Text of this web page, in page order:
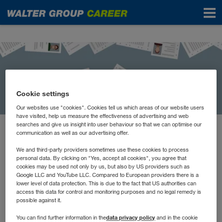
News
Kostenloser Lebenslauf-
Check
So sehr wir uns freuen, dass wir 2020 einige neue
Cookie settings
Our websites use "cookies". Cookies tell us which areas of our website users
have visited, help us measure the effectiveness of advertising and web
searches and give us insight into user behaviour so that we can optimise our
communication as well as our advertising offer.
We and third-party providers sometimes use these cookies to process
personal data. By clicking on "Yes, accept all cookies", you agree that
cookies may be used not only by us, but also by US providers such as
Google LLC and YouTube LLC. Compared to European providers there is a
lower level of data protection. This is due to the fact that US authorities can
access this data for control and monitoring purposes and no legal remedy is
possible against it.
You can find further information in thedata privacy policy and in the cookie